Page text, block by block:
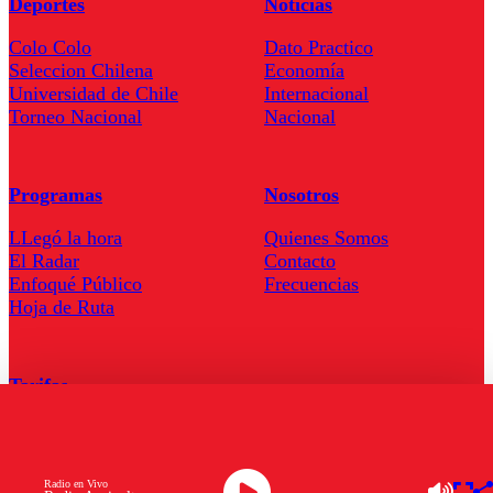
Radio en Vivo
Colo Colo
Seleccion Chilena
Universidad de Chile
Torneo Nacional
Dato Practico
Economía
Internacional
Nacional
Programas
LLegó la hora
El Radar
Enfoqué Público
Hoja de Ruta
Nosotros
Quienes Somos
Contacto
Frecuencias
Tarifas